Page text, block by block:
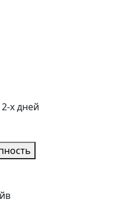
2-х дней